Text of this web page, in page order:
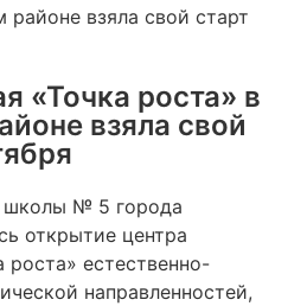
районе взяла свой старт
«Точка роста» в
взяла свой
школы № 5 города
открытие центра
роста» естественно-
направленностей,